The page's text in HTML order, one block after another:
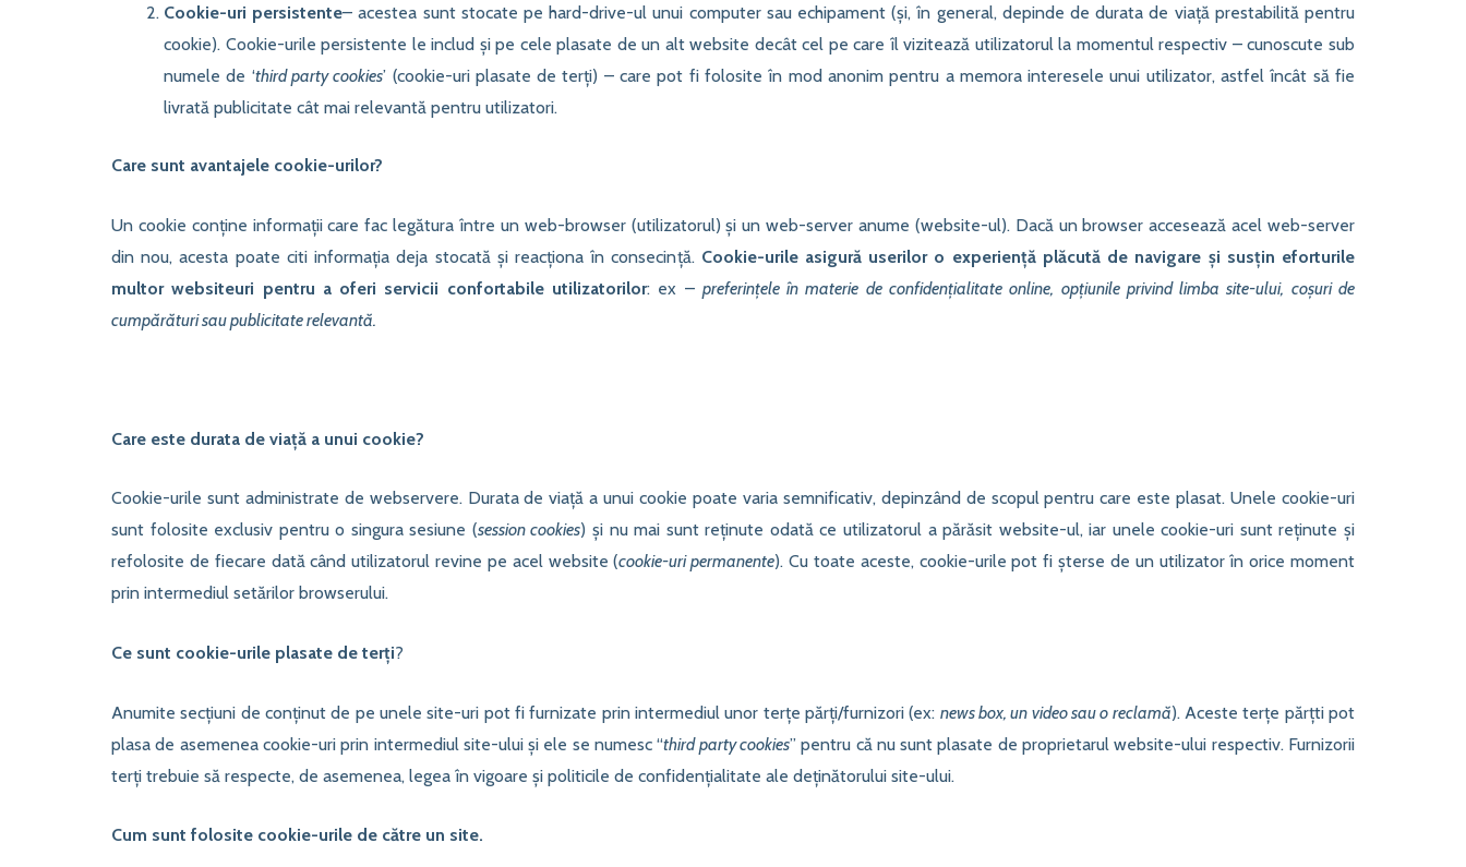
Cookie-uri persistente– acestea sunt stocate pe hard-drive-ul unui computer sau echipament (și, în general, depinde de durata de viață prestabilită pentru
cookie). Cookie-urile persistente le includ și pe cele plasate de un alt website decât cel pe care îl vizitează utilizatorul la momentul respectiv – cunoscute sub
numele de ‘third party cookies’ (cookie-uri plasate de terți) – care pot fi folosite în mod anonim pentru a memora interesele unui utilizator, astfel încât să fie
livrată publicitate cât mai relevantă pentru utilizatori.
Care sunt avantajele cookie-urilor?
Un cookie conține informații care fac legătura între un web-browser (utilizatorul) și un web-server anume (website-ul). Dacă un browser accesează acel web-server
din nou, acesta poate citi informația deja stocată și reacționa în consecință. Cookie-urile asigură userilor o experiență plăcută de navigare și susțin eforturile
multor websiteuri pentru a oferi servicii confortabile utilizatorilor: ex – preferințele în materie de confidențialitate online, opțiunile privind limba site-ului, coșuri de
cumpărături sau publicitate relevantă.
Care este durata de viață a unui cookie?
Cookie-urile sunt administrate de webservere. Durata de viață a unui cookie poate varia semnificativ, depinzând de scopul pentru care este plasat. Unele cookie-uri
sunt folosite exclusiv pentru o singura sesiune (session cookies) și nu mai sunt reținute odată ce utilizatorul a părăsit website-ul, iar unele cookie-uri sunt reținute și
refolosite de fiecare dată când utilizatorul revine pe acel website (cookie-uri permanente). Cu toate aceste, cookie-urile pot fi șterse de un utilizator în orice moment
prin intermediul setărilor browserului.
Ce sunt cookie-urile plasate de terți?
Anumite secțiuni de conținut de pe unele site-uri pot fi furnizate prin intermediul unor terțe părți/furnizori (ex: news box, un video sau o reclamă). Aceste terțe părțti pot
plasa de asemenea cookie-uri prin intermediul site-ului și ele se numesc “third party cookies” pentru că nu sunt plasate de proprietarul website-ului respectiv. Furnizorii
terți trebuie să respecte, de asemenea, legea în vigoare și politicile de confidențialitate ale deținătorului site-ului.
Cum sunt folosite cookie-urile de către un site.